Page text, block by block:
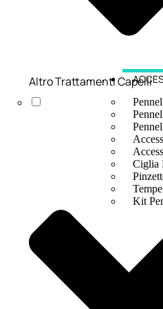
Ciglia
Kit
Altro Trattamenti Capelli